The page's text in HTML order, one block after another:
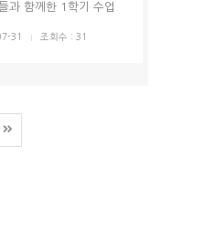
과 함께한 1학기 수업
께서는 한글을 배우
31 조회수 : 31